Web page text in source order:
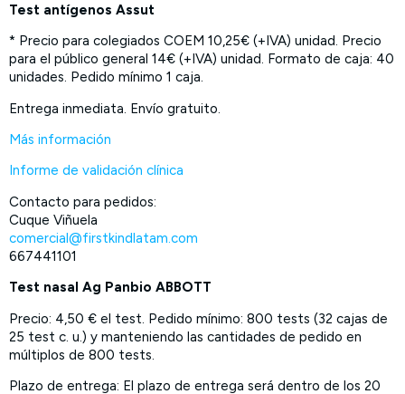
Test antígenos Assut
* Precio para colegiados COEM 10,25€ (+IVA) unidad. Precio
para el público general 14€ (+IVA) unidad. Formato de caja: 40
unidades. Pedido mínimo 1 caja.
Entrega inmediata. Envío gratuito.
Más información
Informe de validación clínica
Contacto para pedidos:
Cuque Viñuela
comercial@firstkindlatam.com
667441101
Test nasal Ag Panbio ABBOTT
Precio: 4,50 € el test. Pedido mínimo: 800 tests (32 cajas de
25 test c. u.) y manteniendo las cantidades de pedido en
múltiplos de 800 tests.
Plazo de entrega: El plazo de entrega será dentro de los 20